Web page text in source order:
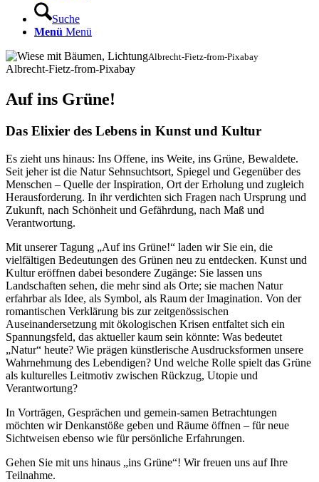
Suche
Menü Menü
Albrecht-Fietz-from-Pixabay
Albrecht-Fietz-from-Pixabay
Auf ins Grüne!
Das Elixier des Lebens in Kunst und Kultur
Es zieht uns hinaus: Ins Offene, ins Weite, ins Grüne, Bewaldete.
Seit jeher ist die Natur Sehnsuchtsort, Spiegel und Gegenüber des
Menschen – Quelle der Inspiration, Ort der Erholung und zugleich
Herausforderung. In ihr verdichten sich Fragen nach Ursprung und
Zukunft, nach Schönheit und Gefährdung, nach Maß und
Verantwortung.
Mit unserer Tagung „Auf ins Grüne!“ laden wir Sie ein, die
vielfältigen Bedeutungen des Grünen neu zu entdecken. Kunst und
Kultur eröffnen dabei besondere Zugänge: Sie lassen uns
Landschaften sehen, die mehr sind als Orte; sie machen Natur
erfahrbar als Idee, als Symbol, als Raum der Imagination. Von der
romantischen Verklärung bis zur zeitgenössischen
Auseinandersetzung mit ökologischen Krisen entfaltet sich ein
Spannungsfeld, das aktueller kaum sein könnte: Was bedeutet
„Natur“ heute? Wie prägen künstlerische Ausdrucksformen unsere
Wahrnehmung des Lebendigen? Und welche Rolle spielt das Grüne
als kulturelles Leitmotiv zwischen Rückzug, Utopie und
Verantwortung?
In Vorträgen, Gesprächen und gemein-samen Betrachtungen
möchten wir Denkanstöße geben und Räume öffnen – für neue
Sichtweisen ebenso wie für persönliche Erfahrungen.
Gehen Sie mit uns hinaus „ins Grüne“! Wir freuen uns auf Ihre
Teilnahme.